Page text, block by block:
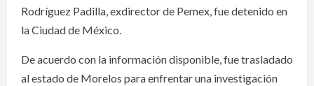
Rodríguez Padilla, exdirector de Pemex, fue detenido en
la Ciudad de México.
De acuerdo con la información disponible, fue trasladado
al estado de Morelos para enfrentar una investigación